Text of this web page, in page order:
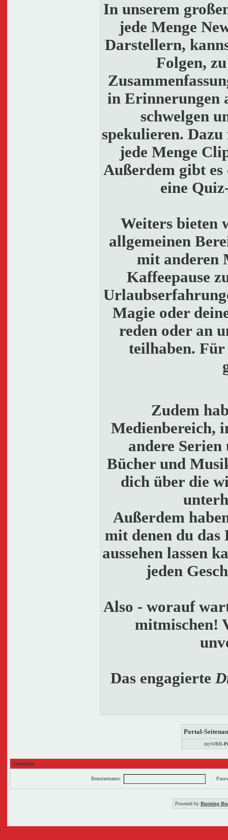
In unserem
jede Menge
Darstellern,
Folgen,
in Erinnerungen
schwelgen
spekulieren.
jede Menge
Außerdem gibt
eine
Weiters bieten
allgemeinen
mit anderen
Kaffeepause
Magie oder
reden oder an
teilhaben. Für
Zudem
Medienbereich,
andere
Bücher und
dich über die
Außerdem
mit denen du
aussehen lassen
jeden
Also - worauf
mitmischen!
Das engagierte
Portal-
myWBB-
Anmelden
Benutzername:
Powered by Burning